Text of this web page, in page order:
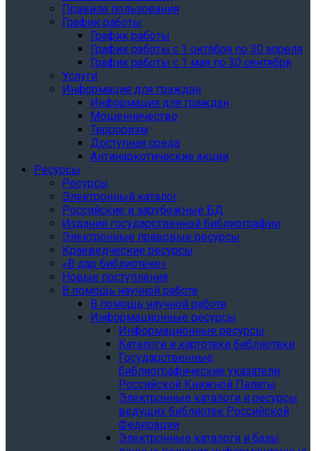
Правила пользования
График работы
График работы
График работы с 1 октября по 30 апреля
График работы с 1 мая по 30 сентября
Услуги
Информация для граждан
Информация для граждан
Мошенничество
Терроризм
Доступная среда
Антинаркотические акции
Ресурсы
Ресурсы
Электронный каталог
Российские и зарубежные БД
Издания государственной библиографии
Электронные правовые ресурсы
Краеведческие ресурсы
«В дар библиотеке»
Новые поступления
В помощь научной работе
В помощь научной работе
Информационные ресурсы
Информационные ресурсы
Каталоги и картотеки библиотеки
Государственные
библиографические указатели
Российской Книжной Палаты
Электронные каталоги и ресурсы
ведущих библиотек Российской
Федерации
Электронные каталоги и базы